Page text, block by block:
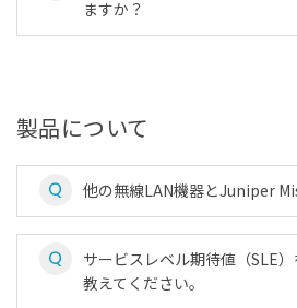
ますか？
製品について
他の無線LAN機器とJuniper
サービスレベル期待値（SLE
教えてください。